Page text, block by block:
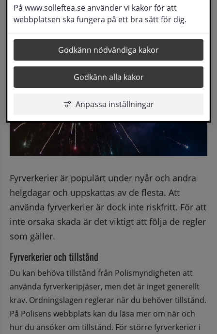
På www.solleftea.se använder vi kakor för att
webbplatsen ska fungera på ett bra sätt för dig.
Godkänn nödvändiga kakor
Godkänn alla kakor
Anpassa inställningar
Fyrverkerier
Fyrverkerier är populärt under nyår och andra
helgdagar och uppskattas av de flesta. Att
använda fyrverkerier är dock inte riskfritt. För att
inte orsaka skada är det viktigt att följa de regler
som gäller.
Fyrverkerier och tillstånd
Du kan behöva tillstånd från Polismyndigheten att
använda fyrverkeripjäser, men det är inget generellt
krav. Ordningslagen reglerar när du behöver tillstånd.
På Polisens webbplats kan du läsa mer om när och
hur du ansöker om tillstånd. För större fyrverkerier i